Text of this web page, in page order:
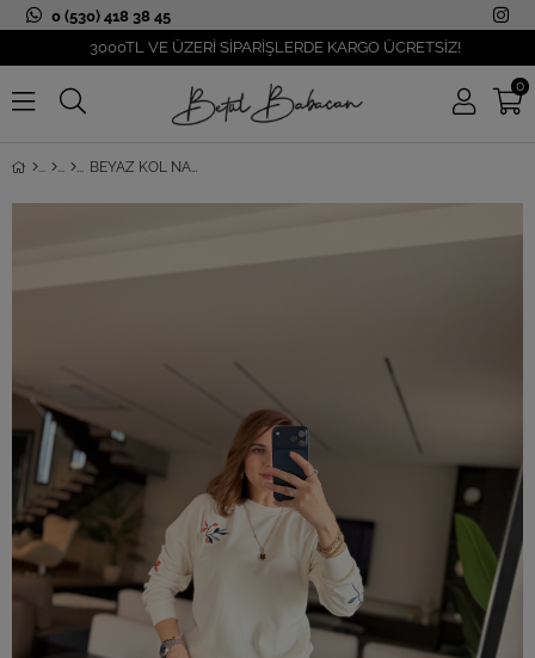
0 (530) 418 38 45
3000TL VE ÜZERİ SİPARİŞLERDE KARGO ÜCRETSİZ!
0
BEYAZ KOL NAKIŞLI SWEAT